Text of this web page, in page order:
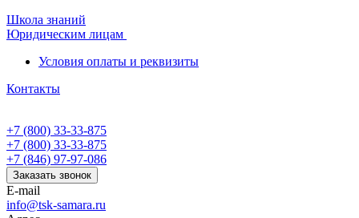
Школа знаний
Юридическим лицам
Условия оплаты и реквизиты
Контакты
+7 (800) 33-33-875
+7 (800) 33-33-875
+7 (846) 97-97-086
Заказать звонок
E-mail
info@tsk-samara.ru